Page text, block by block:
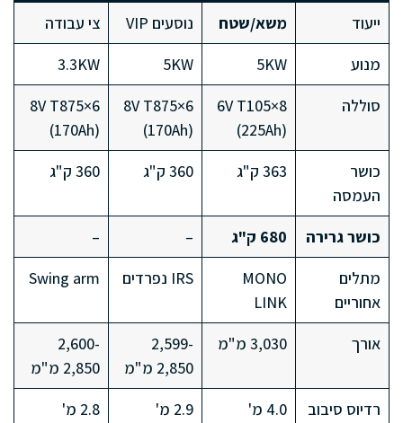
ייעוד משא/שטח נוסעים VIP
צי עבודה
מנוע
5KW
5KW
3.3KW
סוללה
8×6V T105
(225Ah)
6×8V T875
(170Ah)
6×8V T875
(170Ah)
כושר
העמסה
363 ק"ג 360 ק"ג 360 ק"ג
כושר גרירה 680 ק"ג –
–
מתלים
אחוריים
MONO
LINK
IRS נפרדים Swing arm
אורך 3,030 מ"מ
2,599-
2,850 מ"מ
2,600-
2,850 מ"מ
רדיוס סיבוב
4.0 מ' 2.9 מ'
2.8 מ'